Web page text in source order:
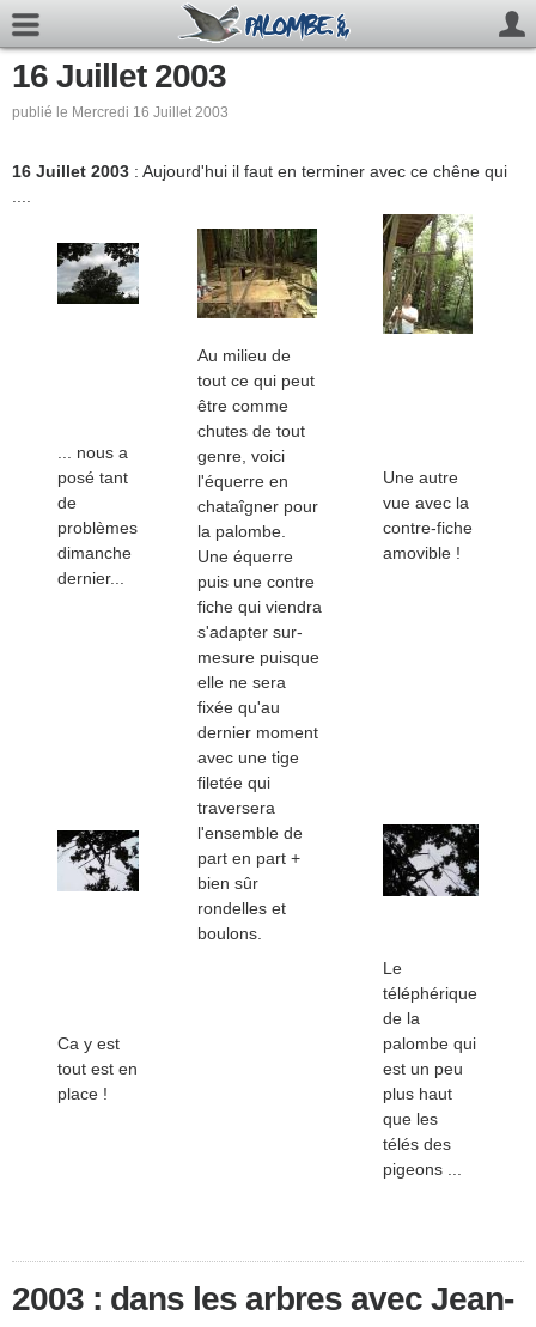
16 Juillet 2003
publié le Mercredi 16 Juillet 2003
16 Juillet 2003 : Aujourd'hui il faut en terminer avec ce chêne qui
... nous a
posé tant
de
problèmes
dimanche
dernier...
Au milieu de
tout ce qui peut
être comme
chutes de tout
genre, voici
l'équerre en
chataîgner pour
la palombe.
Une équerre
puis une contre
fiche qui viendra
s'adapter sur-
mesure puisque
elle ne sera
fixée qu'au
dernier moment
avec une tige
filetée qui
traversera
l'ensemble de
part en part +
bien sûr
rondelles et
boulons.
Une autre
vue avec la
contre-fiche
amovible !
Ca y est
tout est en
place !
Le
téléphérique
de la
palombe qui
est un peu
plus haut
que les
télés des
pigeons ...
2003 : dans les arbres avec Jean-